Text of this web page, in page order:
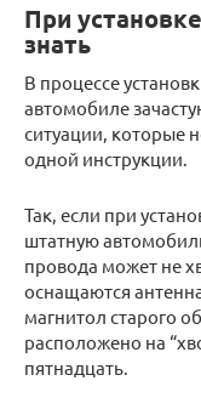
При
знать
В процессе
автомобиле
ситуации, которые
одной инструкции.
Так, если при
штатную
провода может не
оснащаются
магнитол старого
расположено на
пятнадцать.